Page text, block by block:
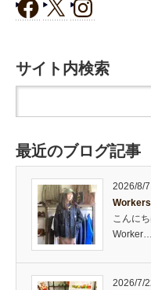
サイト内検索
最近のブログ記事
2026/8/7
こんに
Worker…
2026/7/